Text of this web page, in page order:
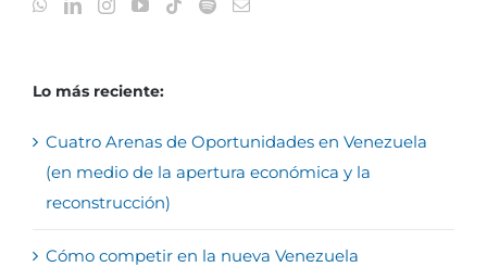
Lo más reciente:
Cuatro Arenas de Oportunidades en Venezuela
(en medio de la apertura económica y la
reconstrucción)
Cómo competir en la nueva Venezuela